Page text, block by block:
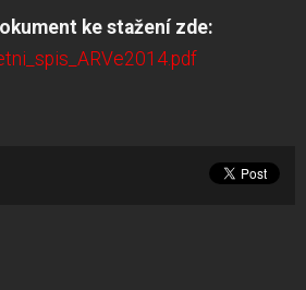
ke stažení zde: